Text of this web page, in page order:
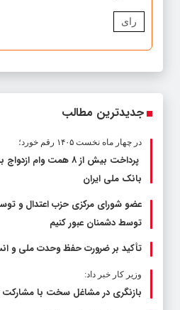
رای
جدیدترین مطالب
در چهار ماه نخست ۱۴۰۵ رقم خورد؛
پرداخت بیش از ۸ همت
بانک ملی ایران
عضو شورای مرکزی حزب اعتدال و
توسط دشمنان عبور کنیم
تأکید بر ضرورت حفظ وحدت ملی و
وزیر کار خبر داد:
بازنگری در مشاغل سخت با